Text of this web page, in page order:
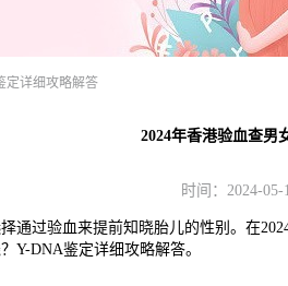
定详细攻略解答
2024年香港验血查男
时间：2024-
过验血来提前知晓胎儿的性别。在
Y-DNA鉴定详细攻略解答。